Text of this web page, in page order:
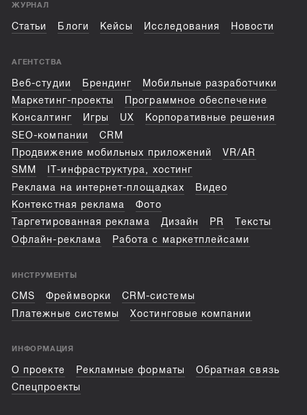
ЖУРНАЛ
Статьи Блоги Кейсы Исследования Новости
АГЕНТСТВА
Веб-студии Брендинг
Мобильные разработчики
Маркетинг-проекты
Программное обеспечение
Консалтинг
Игры UX
Корпоративные решения
SEO-компании
CRM
Продвижение мобильных приложений
VR/AR
SMM
IT-инфраструктура, хостинг
Реклама на интернет-площадках
Видео
Контекстная реклама
Фото
Таргетированная реклама
Дизайн PR
Тексты
Офлайн-реклама
Работа с маркетплейсами
ИНСТРУМЕНТЫ
CMS Фреймворки
CRM-системы
Платежные системы
Хостинговые компании
ИНФОРМАЦИЯ
О проекте Рекламные форматы
Обратная связь
Спецпроекты